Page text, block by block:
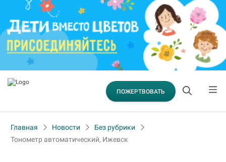
ПОЖЕРТВОВАТЬ
Главная Новости
Без рубрики
Тонометр автоматический, Ижевск